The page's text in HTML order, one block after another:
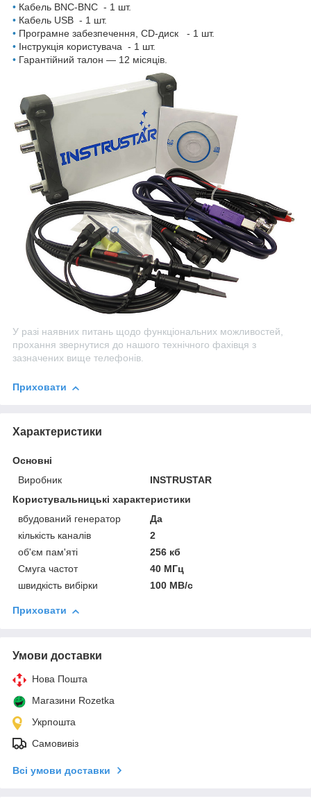
• Кабель BNC-BNC - 1 шт.
• Кабель USB - 1 шт.
• Програмне забезпечення, CD-диск - 1 шт.
• Інструкція користувача - 1 шт.
• Гарантійний талон — 12 місяців.
У разі наявних питань щодо функціональних можливостей,
прохання звернутися до нашого технічного фахівця з
зазначених вище телефонів.
Приховати
Характеристики
Основні
Виробник
INSTRUSTAR
Користувальницькі характеристики
вбудований генератор
Да
кількість каналів
2
об'єм пам'яті
256 кб
Смуга частот
40 МГц
швидкість вибірки
100 МВ/с
Приховати
Умови доставки
Нова Пошта
Магазини Rozetka
Укрпошта
Самовивіз
Всі умови доставки